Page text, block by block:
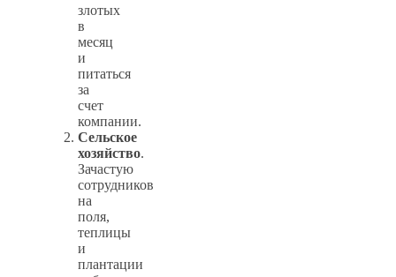
злотых
в
месяц
и
питаться
за
счет
компании.
Сельское
хозяйство.
Зачастую
сотрудников
на
поля,
теплицы
и
плантации